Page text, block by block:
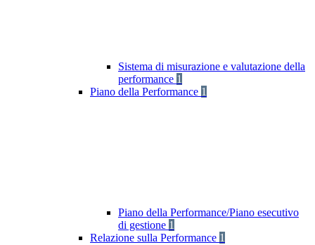
Sistema di misurazione e valutazione della
performance 1
Piano della Performance 1
Piano della Performance/Piano esecutivo
di gestione 1
Relazione sulla Performance 1